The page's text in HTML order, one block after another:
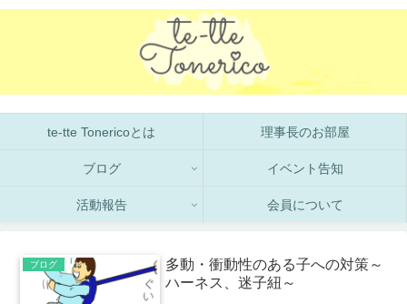
te-tte Tonericoとは 理事長のお部屋
ブログ イベント告知
活動報告 会員について
ブログ
多動・衝動性のある子への対策～
ハーネス、迷子紐～